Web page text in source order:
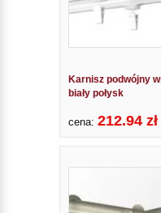
Karnisz podwójny
biały połysk
cena: 212.94 zł